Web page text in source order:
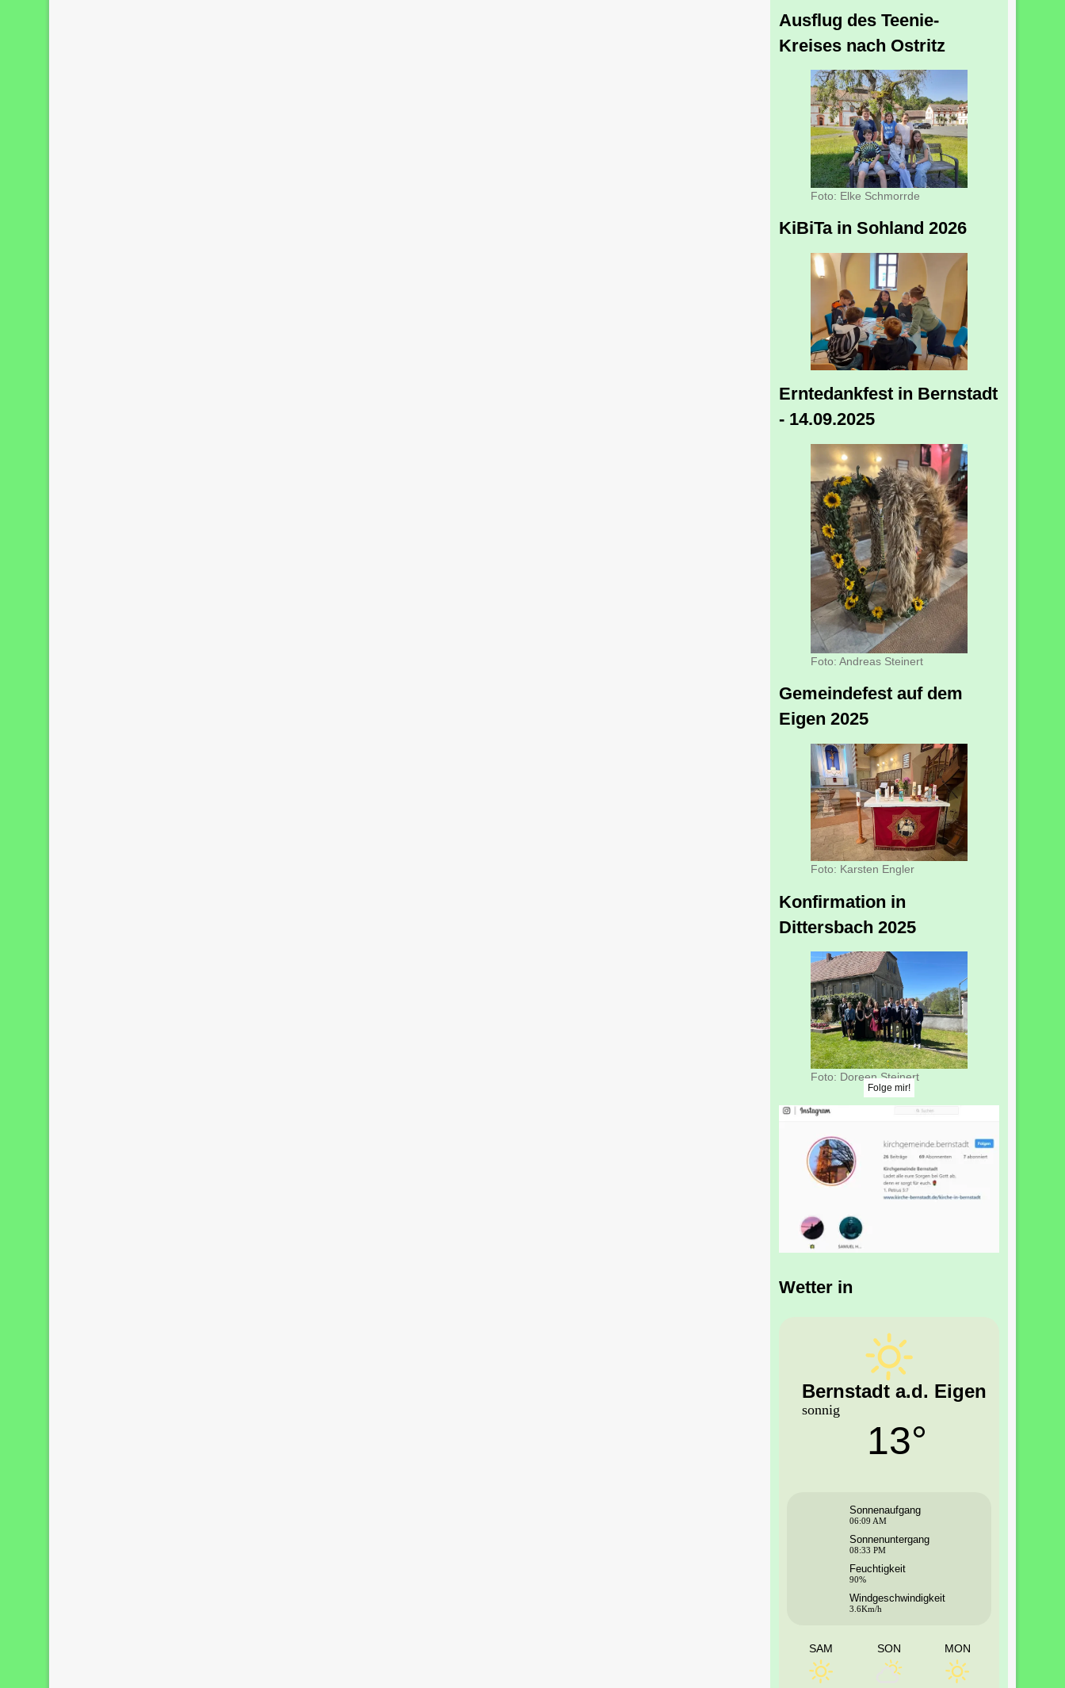
Ausflug des Teenie-
Kreises nach Ostritz
Foto: Elke Schmorrde
KiBiTa in Sohland 2026
Erntedankfest in Bernstadt
- 14.09.2025
Foto: Andreas Steinert
Gemeindefest auf dem
Eigen 2025
Foto: Karsten Engler
Konfirmation in
Dittersbach 2025
Foto: Doreen Steinert
Folge mir!
Wetter in
Bernstadt a.d. Eigen
sonnig
13°
Sonnenaufgang
06:09 AM
Sonnenuntergang
08:33 PM
Feuchtigkeit
90%
Windgeschwindigkeit
3.6Km/h
SAM SON MON